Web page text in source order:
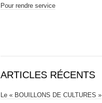
Pour rendre service
ARTICLES RÉCENTS
Le « BOUILLONS DE CULTURES »